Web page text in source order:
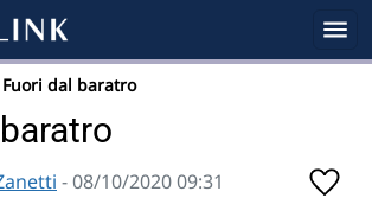
Fuori dal baratro
- 08/10/2020 09:31